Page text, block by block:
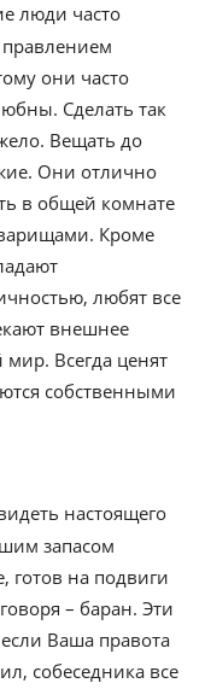
люди часто
правлением
они часто
Сделать так
Вещать до
Они отлично
в общей комнате
Кроме
любят все
внешнее
Всегда ценят
собственными
настоящего
запасом
готов на подвиги
– баран. Эти
Ваша правота
собеседника все